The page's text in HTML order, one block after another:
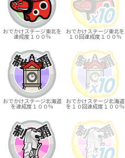
おでかけステージ東北を
達成度１００％
おでかけステージ東北を
１０回達成度１００％
おでかけステージ北海道
を達成度１００％
おでかけステージ北海道
を１０回達成度１００％